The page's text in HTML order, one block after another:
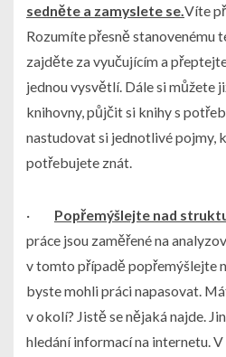
sedněte a zamyslete se.Víte
Rozumíte přesně stanovenému
zajděte za vyučujícím a
jednou vysvětlí. Dále si můžete
knihovny, půjčit si knihy s
nastudovat si jednotlivé pojmy,
potřebujete znát.
· Popřemýšlejte nad
práce jsou zaměřené na
v tomto případě popřemýšlejte
byste mohli práci napasovat.
v okolí? Jistě se nějaká najde.
hledání informací na internetu.